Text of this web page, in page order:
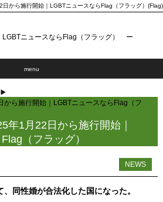
日から施行開始｜LGBTニュースならFlag（フラッグ）(Flag)
ニュースならFlag（フラッグ） ー
menu
から施行開始｜LGBTニュースならFlag（フ
年1月22日から施行開始｜
（フラッグ）
NEWS
同性婚が合法化した国になった。